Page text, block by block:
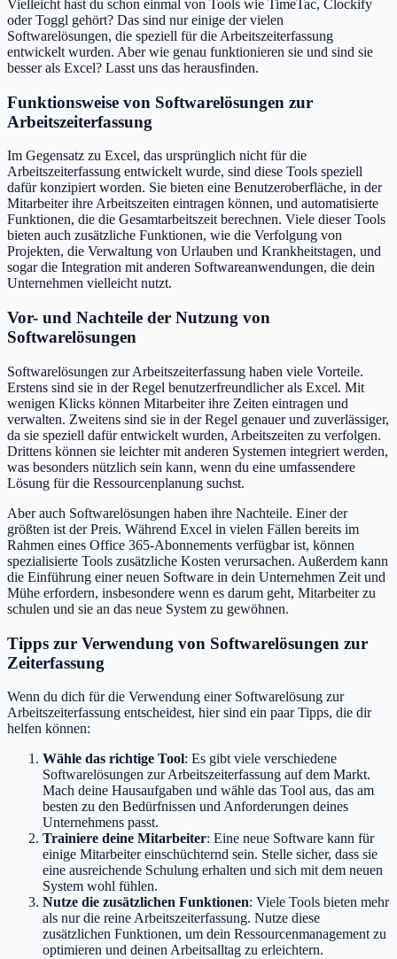
Vielleicht hast du schon einmal von Tools wie TimeTac, Clockify
oder Toggl gehört? Das sind nur einige der vielen
Softwarelösungen, die speziell für die Arbeitszeiterfassung
entwickelt wurden. Aber wie genau funktionieren sie und sind sie
besser als Excel? Lasst uns das herausfinden.
Funktionsweise von Softwarelösungen zur
Arbeitszeiterfassung
Im Gegensatz zu Excel, das ursprünglich nicht für die
Arbeitszeiterfassung entwickelt wurde, sind diese Tools speziell
dafür konzipiert worden. Sie bieten eine Benutzeroberfläche, in der
Mitarbeiter ihre Arbeitszeiten eintragen können, und automatisierte
Funktionen, die die Gesamtarbeitszeit berechnen. Viele dieser Tools
bieten auch zusätzliche Funktionen, wie die Verfolgung von
Projekten, die Verwaltung von Urlauben und Krankheitstagen, und
sogar die Integration mit anderen Softwareanwendungen, die dein
Unternehmen vielleicht nutzt.
Vor- und Nachteile der Nutzung von
Softwarelösungen
Softwarelösungen zur Arbeitszeiterfassung haben viele Vorteile.
Erstens sind sie in der Regel benutzerfreundlicher als Excel. Mit
wenigen Klicks können Mitarbeiter ihre Zeiten eintragen und
verwalten. Zweitens sind sie in der Regel genauer und zuverlässiger,
da sie speziell dafür entwickelt wurden, Arbeitszeiten zu verfolgen.
Drittens können sie leichter mit anderen Systemen integriert werden,
was besonders nützlich sein kann, wenn du eine umfassendere
Lösung für die Ressourcenplanung suchst.
Aber auch Softwarelösungen haben ihre Nachteile. Einer der
größten ist der Preis. Während Excel in vielen Fällen bereits im
Rahmen eines Office 365-Abonnements verfügbar ist, können
spezialisierte Tools zusätzliche Kosten verursachen. Außerdem kann
die Einführung einer neuen Software in dein Unternehmen Zeit und
Mühe erfordern, insbesondere wenn es darum geht, Mitarbeiter zu
schulen und sie an das neue System zu gewöhnen.
Tipps zur Verwendung von Softwarelösungen zur
Zeiterfassung
Wenn du dich für die Verwendung einer Softwarelösung zur
Arbeitszeiterfassung entscheidest, hier sind ein paar Tipps, die dir
helfen können:
Wähle das richtige Tool: Es gibt viele verschiedene
Softwarelösungen zur Arbeitszeiterfassung auf dem Markt.
Mach deine Hausaufgaben und wähle das Tool aus, das am
besten zu den Bedürfnissen und Anforderungen deines
Unternehmens passt.
Trainiere deine Mitarbeiter: Eine neue Software kann für
einige Mitarbeiter einschüchternd sein. Stelle sicher, dass sie
eine ausreichende Schulung erhalten und sich mit dem neuen
System wohl fühlen.
Nutze die zusätzlichen Funktionen: Viele Tools bieten mehr
als nur die reine Arbeitszeiterfassung. Nutze diese
zusätzlichen Funktionen, um dein Ressourcenmanagement zu
optimieren und deinen Arbeitsalltag zu erleichtern.